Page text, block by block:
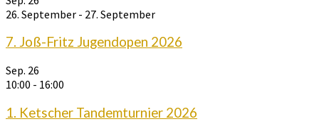
26. September - 27. September
7. Joß-Fritz Jugendopen 2026
Sep. 26
10:00 - 16:00
1. Ketscher Tandemturnier 2026